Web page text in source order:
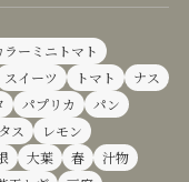
ラーミニトマト
スイーツ トマト
ナス
パプリカ
パン
ス
レモン
大葉 春
汁物